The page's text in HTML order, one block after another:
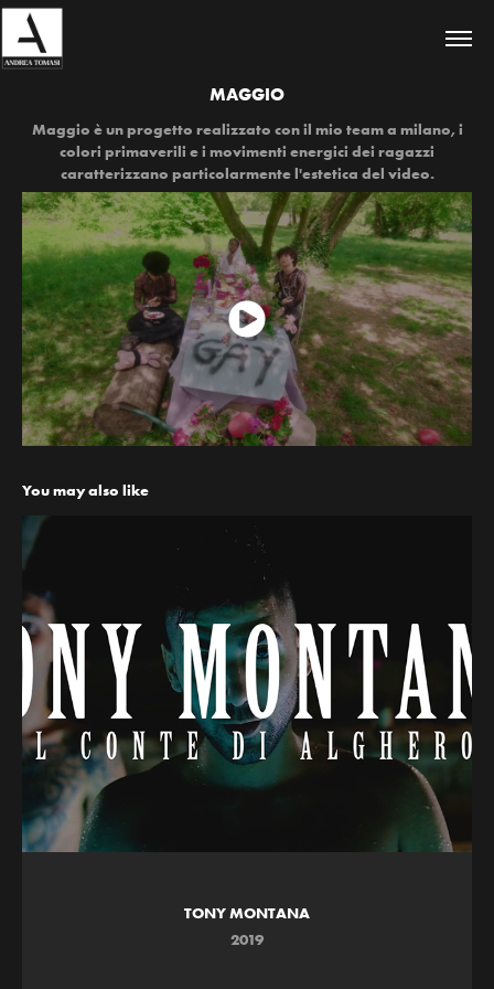
MAGGIO
Maggio è un progetto realizzato con il mio team a milano, i
colori primaverili e i movimenti energici dei ragazzi
caratterizzano particolarmente l'estetica del video.
You may also like
TONY MONTANA
2019